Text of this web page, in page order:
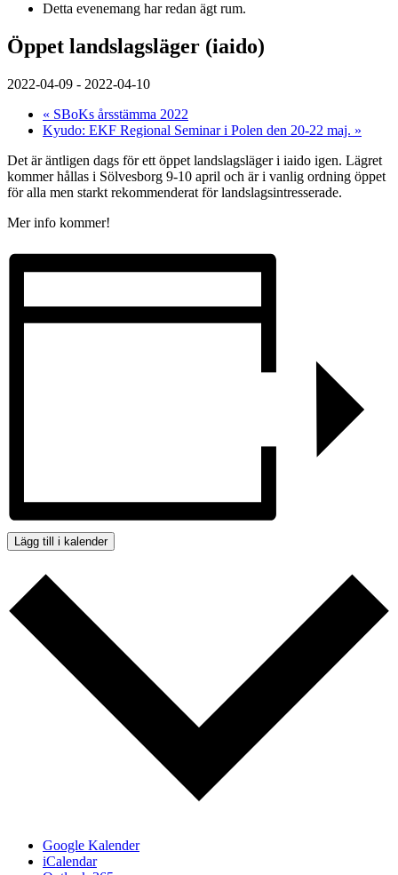
Detta evenemang har redan ägt rum.
Öppet landslagsläger (iaido)
2022-04-09 - 2022-04-10
« SBoKs årsstämma 2022
Kyudo: EKF Regional Seminar i Polen den 20-22 maj. »
Det är äntligen dags för ett öppet landslagsläger i iaido igen. Lägret
kommer hållas i Sölvesborg 9-10 april och är i vanlig ordning öppet
för alla men starkt rekommenderat för landslagsintresserade.
Mer info kommer!
Lägg till i kalender
Google Kalender
iCalendar